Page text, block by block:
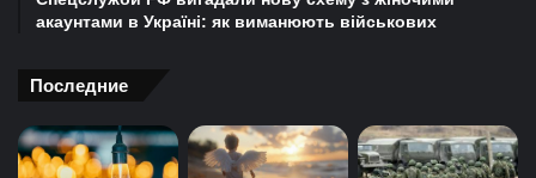
акаунтами в Україні: як виманюють військових
Последние